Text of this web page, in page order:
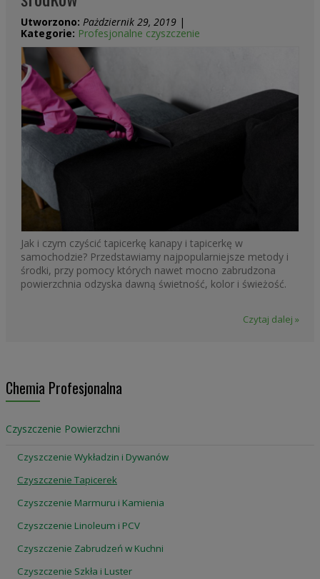
Utworzono: Pażdziernik 29, 2019 |
Kategorie: Profesjonalne czyszczenie
Jak i czym czyścić tapicerkę kanapy i tapicerkę w
samochodzie? Przedstawiamy najpopularniejsze metody i
środki, przy pomocy których nawet mocno zabrudzona
powierzchnia odzyska dawną świetność, kolor i świeżość.
Czytaj dalej »
Chemia Profesjonalna
Czyszczenie Powierzchni
Czyszczenie Wykładzin i Dywanów
Czyszczenie Tapicerek
Czyszczenie Marmuru i Kamienia
Czyszczenie Linoleum i PCV
Czyszczenie Zabrudzeń w Kuchni
Czyszczenie Szkła i Luster